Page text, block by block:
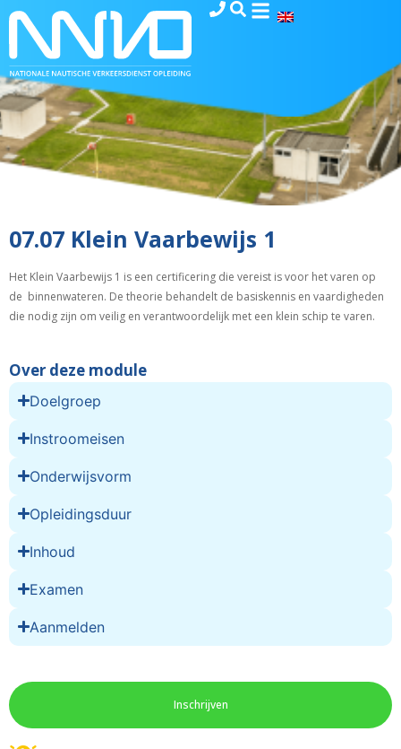
07.07 Klein Vaarbewijs 1
Het Klein Vaarbewijs 1 is een certificering die vereist is voor het varen op
de binnenwateren. De theorie behandelt de basiskennis en vaardigheden
die nodig zijn om veilig en verantwoordelijk met een klein schip te varen.
Over deze module
Doelgroep
Instroomeisen
Onderwijsvorm
Opleidingsduur
Inhoud
Examen
Aanmelden
Inschrijven